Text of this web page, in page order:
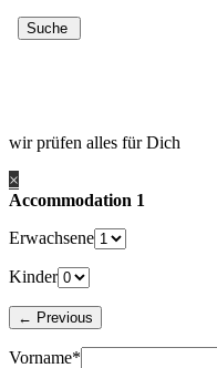
wir prüfen alles für Dich
×
Accommodation 1
Erwachsene
Kinder
Vorname*